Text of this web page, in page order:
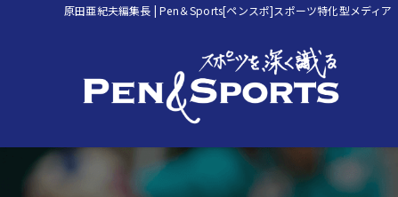
原田亜紀夫編集長 | Pen＆Sports[ペンスポ]スポーツ特化型メディア